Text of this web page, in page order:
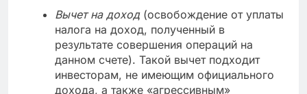
Вычет на доход(освобождение от уплаты
налога на доход, полученный в
результате совершения операций на
данном счете). Такой вычет подходит
инвесторам, не имеющим официального
дохода, а также «агрессивным»